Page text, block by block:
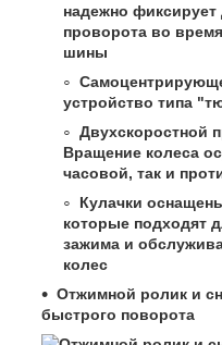
надежно фиксирует
проворота во
шины
устройство типа
Двухскоростной
Вращение колеса
часовой, так и
Кулачки
которые подходят
зажима и
колес
Отжимной ролик и
быстрого поворота